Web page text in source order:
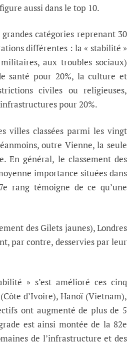
aussi dans le top 10.
catégories reprenant 30
différentes : la « stabilité »
aux troubles sociaux)
santé pour 20%, la culture et
civiles ou religieuses,
pour 20%.
villes classées parmi les vingt
outre Vienne, la seule
En général, le classement des
importance situées dans
rang témoigne de ce qu’une
des Gilets jaunes), Londres
par contre, desservies par leur
» s’est amélioré ces cinq
d’Ivoire), Hanoï (Vietnam),
ont augmenté de plus de 5
est ainsi montée de la 82e
de l’infrastructure et des